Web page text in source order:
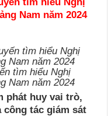
Nam năm 2024
tìm hiểu Nghị
Nam năm 2024
phát huy vai trò,
công tác giám sát